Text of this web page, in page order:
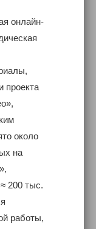
онлайн-
проекта
около
на
200 тыс.
работы,